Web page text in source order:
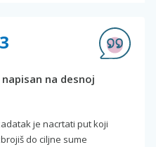
na desnoj
je nacrtati put koji
do ciljne sume